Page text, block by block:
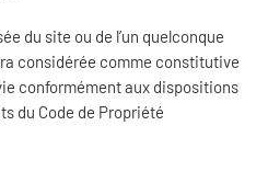
du site ou de l’un quelconque
considérée comme constitutive
conformément aux dispositions
du Code de Propriété